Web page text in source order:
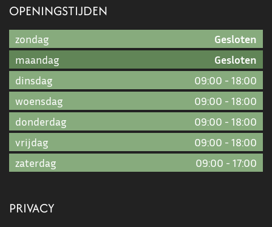
OPENINGSTIJDEN
zondag
Gesloten
maandag
Gesloten
dinsdag
09:00 - 18:00
woensdag
09:00 - 18:00
donderdag
09:00 - 18:00
vrijdag
09:00 - 18:00
zaterdag
09:00 - 17:00
PRIVACY